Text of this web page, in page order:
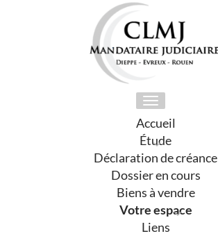
Toggle
navigation
Accueil
Étude
Déclaration de créance
Dossier en cours
Biens à vendre
Votre espace
Liens